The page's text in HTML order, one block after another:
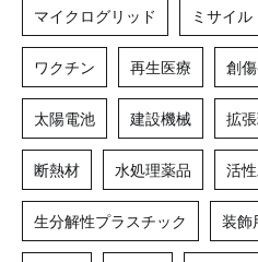
マイクログリッド ミサイル
ワクチン 再生医療 創
太陽電池 建設機械 拡
断熱材 水処理薬品 活
生分解性プラスチック 装飾